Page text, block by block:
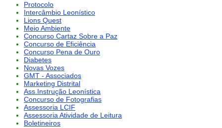
Protocolo
Intercâmbio Leonístico
Lions Quest
Meio Ambiente
Concurso Cartaz Sobre a Paz
Concurso de Eficiência
Concurso Pena de Ouro
Diabetes
Novas Vozes
GMT - Associados
Marketing Distrital
Ass.Instrução Leonística
Concurso de Fotografias
Assessoria LCIF
Assessoria Atividade de Leitura
Boletineiros